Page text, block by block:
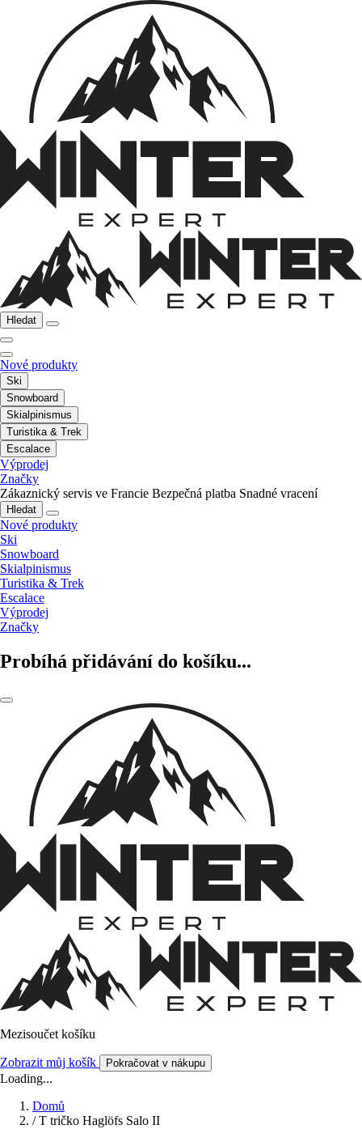
Hledat
Nové produkty
Ski
Snowboard
Skialpinismus
Turistika & Trek
Escalace
Výprodej
Značky
Zákaznický servis ve Francie Bezpečná platba Snadné vracení
Hledat
Nové produkty
Ski
Snowboard
Skialpinismus
Turistika & Trek
Escalace
Výprodej
Značky
Probíhá přidávání do košíku...
Mezisoučet košíku
Zobrazit můj košík Pokračovat v nákupu
Loading...
Domů
/ T tričko Haglöfs Salo II